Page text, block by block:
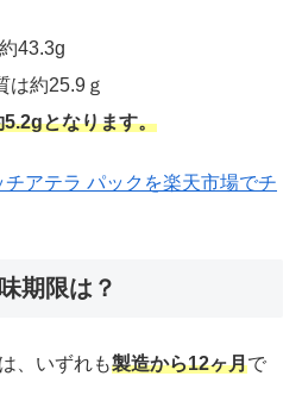
43.3g
は約25.9ｇ
となります。
アテラ パックを楽天市場でチ
期限は？
、いずれも製造から12ヶ月で